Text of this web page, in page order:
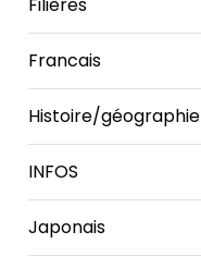
Francais
Histoire/géographie
INFOS
Japonais